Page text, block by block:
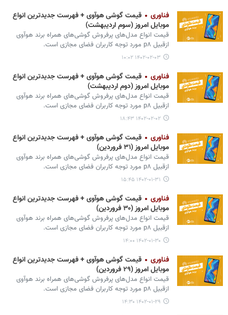
فناوری
قیمت گوشی هوآوی + فهرست جدیدترین انواع
موبایل امروز (سوم اردیبهشت)
قیمت انواع مدل‌های پرفروش گوشی‌های همراه برند هوآوی
ازقبیل p۸ مورد توجه کاربران فضای مجازی است.
۱۴۰۲-۰۲-۰۳ ۱۰:۰۲
فناوری
قیمت گوشی هوآوی + فهرست جدیدترین انواع
موبایل امروز (دوم اردیبهشت)
قیمت انواع مدل‌های پرفروش گوشی‌های همراه برند هوآوی
ازقبیل p۸ مورد توجه کاربران فضای مجازی است.
۱۴۰۲-۰۲-۰۲ ۱۸:۴۳
فناوری
قیمت گوشی هوآوی + فهرست جدیدترین انواع
موبایل امروز (۳۱ فروردین)
قیمت انواع مدل‌های پرفروش گوشی‌های همراه برند هوآوی
ازقبیل p۸ مورد توجه کاربران فضای مجازی است.
۱۴۰۲-۰۱-۳۱ ۱۵:۴۵
فناوری
قیمت گوشی هوآوی + فهرست جدیدترین انواع
موبایل امروز (۳۰ فروردین)
قیمت انواع مدل‌های پرفروش گوشی‌های همراه برند هوآوی
ازقبیل p۸ مورد توجه کاربران فضای مجازی است.
۱۴۰۲-۰۱-۳۰ ۱۴:۰۰
فناوری
قیمت گوشی هوآوی + فهرست جدیدترین انواع
موبایل امروز (۲۹ فروردین)
قیمت انواع مدل‌های پرفروش گوشی‌های همراه برند هوآوی
ازقبیل p۸ مورد توجه کاربران فضای مجازی است.
۱۴۰۲-۰۱-۲۹ ۱۴:۳۰